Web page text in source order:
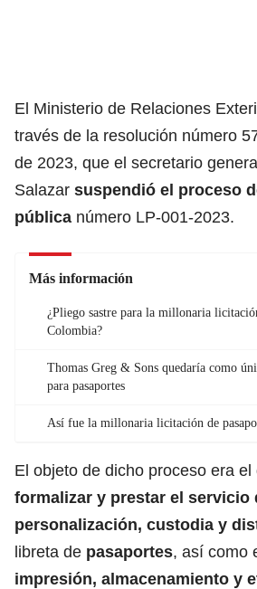
El Ministerio de Relaciones
través de la resolución número
de 2023, que el secretario
Salazar suspendió el proceso
pública número LP-001-2023.
Más información
¿Pliego sastre para la millonaria
Colombia?
Thomas Greg & Sons quedaría como
para pasaportes
Así fue la millonaria licitación de
El objeto de dicho proceso era el
formalizar y prestar el servicio
personalización, custodia y
libreta de pasaportes, así como
impresión, almacenamiento y